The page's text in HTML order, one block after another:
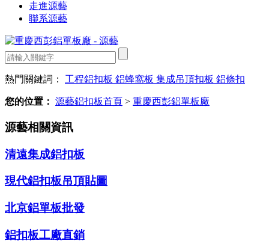
走進源藝
聯系源藝
熱門關鍵詞： 工程鋁扣板 鋁蜂窩板 集成吊頂扣板 鋁條扣
您的位置： 源藝鋁扣板首頁 > 重慶西彭鋁單板廠
源藝相關資訊
清遠集成鋁扣板
現代鋁扣板吊頂貼圖
北京鋁單板批發
鋁扣板工廠直銷